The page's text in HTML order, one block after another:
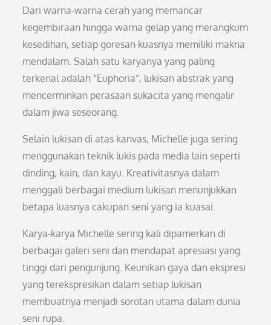
Dari warna-warna cerah yang memancar
kegembiraan hingga warna gelap yang merangkum
kesedihan, setiap goresan kuasnya memiliki makna
mendalam. Salah satu karyanya yang paling
terkenal adalah “Euphoria”, lukisan abstrak yang
mencerminkan perasaan sukacita yang mengalir
dalam jiwa seseorang.
Selain lukisan di atas kanvas, Michelle juga sering
menggunakan teknik lukis pada media lain seperti
dinding, kain, dan kayu. Kreativitasnya dalam
menggali berbagai medium lukisan menunjukkan
betapa luasnya cakupan seni yang ia kuasai.
Karya-karya Michelle sering kali dipamerkan di
berbagai galeri seni dan mendapat apresiasi yang
tinggi dari pengunjung. Keunikan gaya dan ekspresi
yang terekspresikan dalam setiap lukisan
membuatnya menjadi sorotan utama dalam dunia
seni rupa.